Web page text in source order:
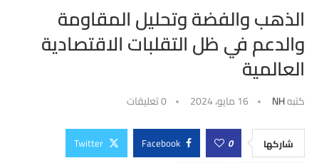
الذهب والفضة وتحليل المقاومة
والدعم في ظل التقلبات الاقتصادية
العالمية
كتبهNH 16 مايو، 2024 0 تعليقات
شاركها 0
Facebook
Twitter